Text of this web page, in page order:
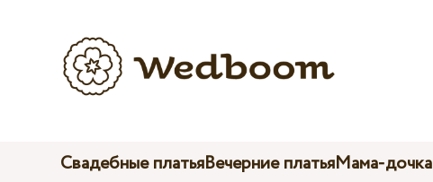
Свадебные платьяВечерние платьяМама-дочка